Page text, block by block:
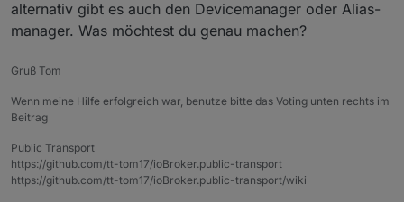
LinkedDevices:
alternativ gibt es auch den Devicemanager oder Alias-
manager. Was möchtest du genau machen?
Gruß Tom
Wenn meine Hilfe erfolgreich war, benutze bitte das Voting unten rechts im
Beitrag
Public Transport
https://github.com/tt-tom17/ioBroker.public-transport
https://github.com/tt-tom17/ioBroker.public-transport/wiki